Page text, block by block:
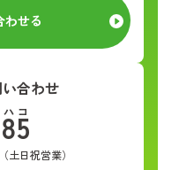
わせる
合わせ
コ
（土日祝営業）